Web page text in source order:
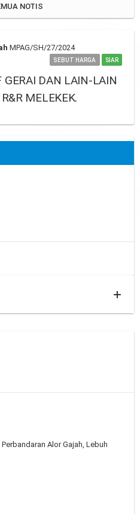
NOTIS
MPAG/SH/27/2024
SEBUT HARGA SIAR
GERAI DAN LAIN-LAIN
MELEKEK.
Alor Gajah, Lebuh